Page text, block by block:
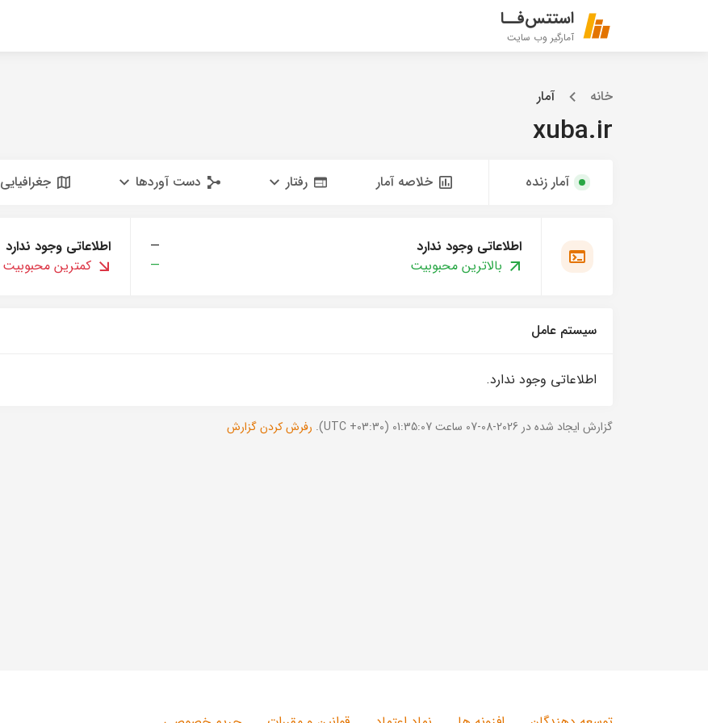
استتس‌فــا
آمارگیر وب سایت
خانه آمار
xuba.ir
آمار زنده خلاصه آمار رفتار دست آوردها جغرافیایی
اطلاعاتی وجود ندارد
—
بالاترین محبوبیت
—
اطلاعاتی وجود ندارد
کمترین محبوبیت
سیستم عامل
اطلاعاتی وجود ندارد.
گزارش ایجاد شده در 2026-08-07 ساعت 01:35:07 (UTC +03:30). رفرش کردن گزارش